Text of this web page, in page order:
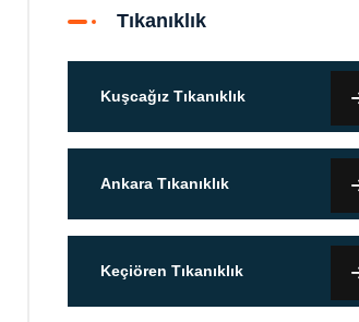
Tıkanıklık
Kuşcağız Tıkanıklık
Ankara Tıkanıklık
Keçiören Tıkanıklık